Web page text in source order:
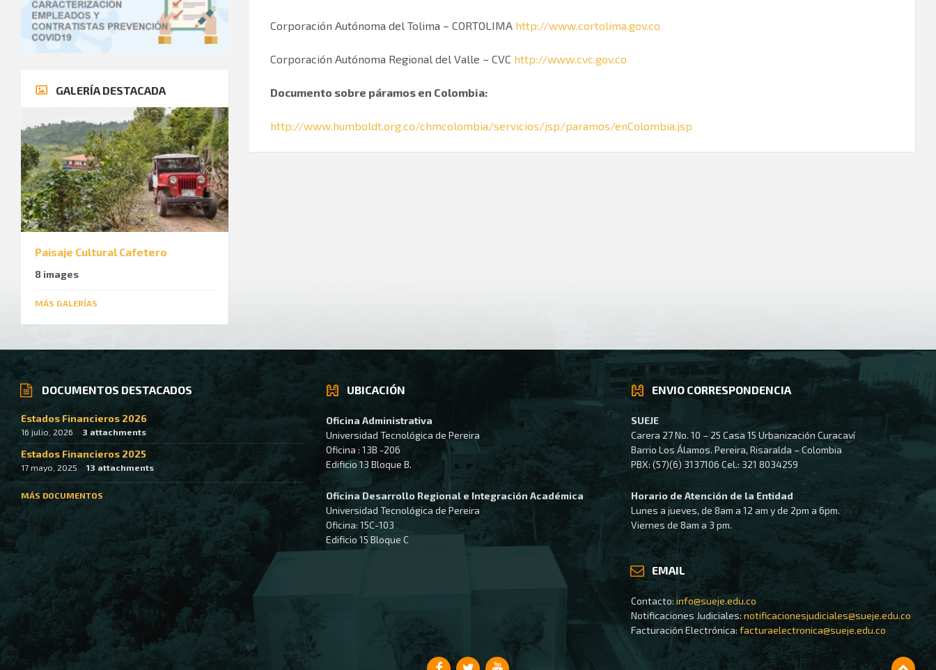
Corporación Autónoma del Tolima – CORTOLIMA http://www.cortolima.gov.co
Corporación Autónoma Regional del Valle – CVC http://www.cvc.gov.co
Documento sobre páramos en Colombia:
http://www.humboldt.org.co/chmcolombia/servicios/jsp/paramos/enColombia.jsp
GALERÍA DESTACADA
Paisaje Cultural Cafetero
8 images
MÁS GALERÍAS
DOCUMENTOS DESTACADOS
Estados Financieros 2026
16 julio, 2026 3 attachments
Estados Financieros 2025
17 mayo, 2025 13 attachments
MÁS DOCUMENTOS
UBICACIÓN
Oficina Administrativa
Universidad Tecnológica de Pereira
Oficina : 13B -206
Edificio 13 Bloque B.
Oficina Desarrollo Regional e Integración Académica
Universidad Tecnológica de Pereira
Oficina: 15C-103
Edificio 15 Bloque C
ENVIO CORRESPONDENCIA
SUEJE
Carera 27 No. 10 – 25 Casa 15 Urbanización Curacaví
Barrio Los Álamos. Pereira, Risaralda – Colombia
PBX: (57)(6) 3137106 Cel.: 321 8034259
Horario de Atención de la Entidad
Lunes a jueves, de 8am a 12 am y de 2pm a 6pm.
Viernes de 8am a 3 pm.
EMAIL
Contacto:info@sueje.edu.co
Notificaciones Judiciales: notificacionesjudiciales@sueje.edu.co
Facturación Electrónica: facturaelectronica@sueje.edu.co